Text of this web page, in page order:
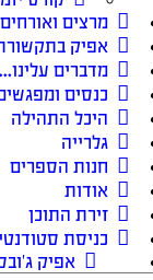
מרצים ואורחים
אפיק
מדברים עלינו…
כנסים
היכל התהילה
גלרייה
חנות הספרים
אודות
זירת התוכן
כניסת
אפיק